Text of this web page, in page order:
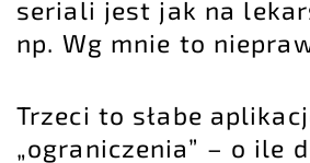
seriali jest jak na
np. Wg mnie to
Trzeci to słabe
„ograniczenia” – o ile